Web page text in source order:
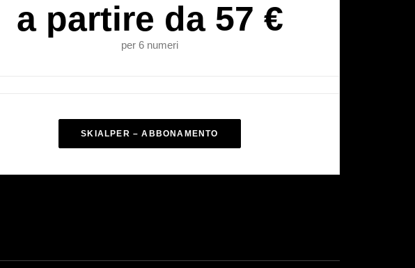
a partire da 57 €
per 6 numeri
SKIALPER – ABBONAMENTO